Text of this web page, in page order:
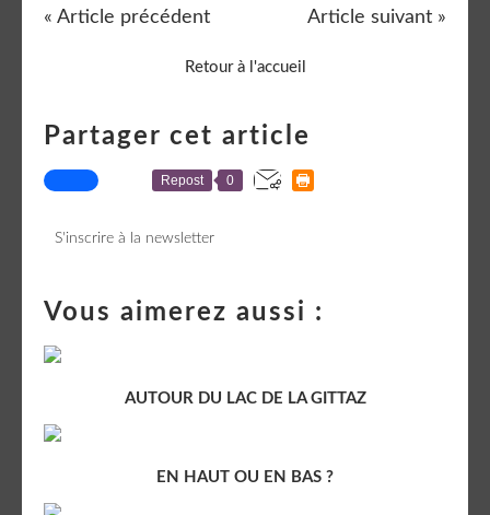
« Article précédent Article suivant »
Retour à l'accueil
Partager cet article
Repost 0
S'inscrire à la newsletter
Vous aimerez aussi :
AUTOUR DU LAC DE LA GITTAZ
EN HAUT OU EN BAS ?